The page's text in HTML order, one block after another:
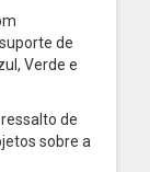
de
Verde e
de
sobre a